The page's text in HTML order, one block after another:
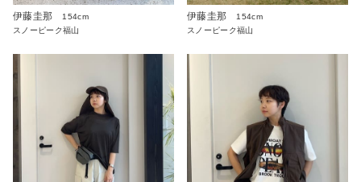
伊藤圭那
154cm
スノーピーク福山
伊藤圭那
154cm
スノーピーク福山